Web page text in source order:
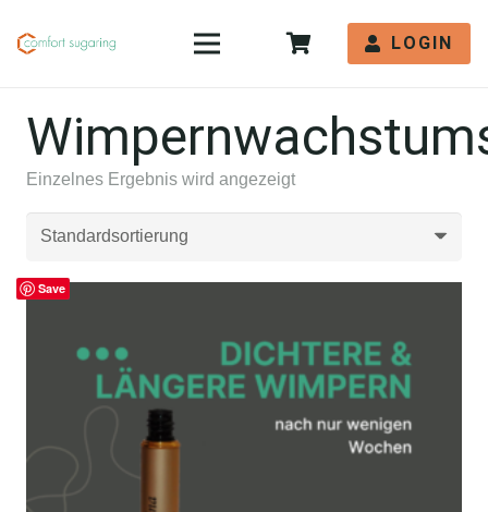
LOGIN
Einzelnes Ergebnis wird angezeigt
Save